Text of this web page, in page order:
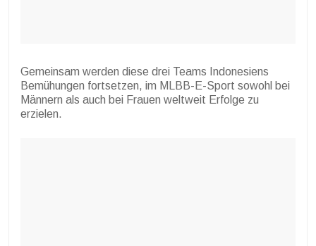
Gemeinsam werden diese drei Teams Indonesiens
Bemühungen fortsetzen, im MLBB-E-Sport sowohl bei
Männern als auch bei Frauen weltweit Erfolge zu
erzielen.